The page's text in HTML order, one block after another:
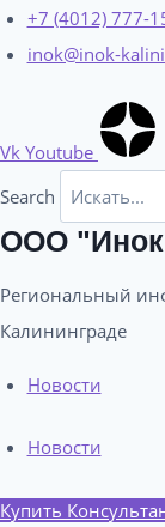
Перейти
к
+7 (4012) 777-
inok@inok-
Vk Youtube
Search
ООО
Региональный
Калининграде​
Новости
Новости
Купить